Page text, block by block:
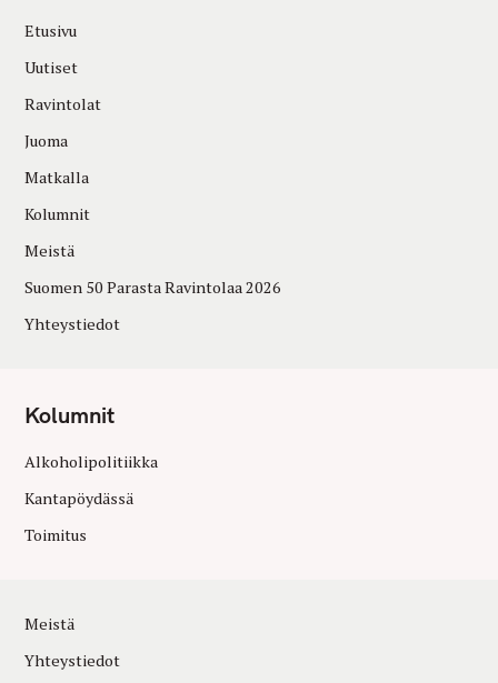
Etusivu
Uutiset
Ravintolat
Juoma
Matkalla
Kolumnit
Meistä
Suomen 50 Parasta Ravintolaa 2026
Yhteystiedot
Kolumnit
Alkoholipolitiikka
Kantapöydässä
Toimitus
Meistä
Yhteystiedot